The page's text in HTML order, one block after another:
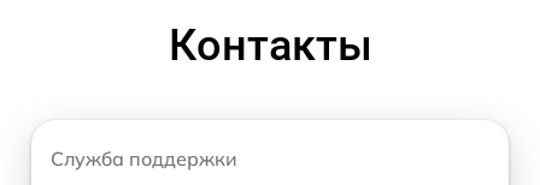
Контакты
Служба поддержки